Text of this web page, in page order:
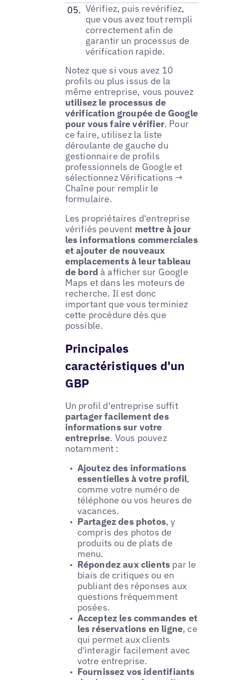
Vérifiez, puis revérifiez,
que vous avez tout rempli
correctement afin de
garantir un processus de
vérification rapide.
Notez que si vous avez 10
profils ou plus issus de la
même entreprise, vous pouvez
utilisez le processus de
vérification groupée de Google
pour vous faire vérifier. Pour
ce faire, utilisez la liste
déroulante de gauche du
gestionnaire de profils
professionnels de Google et
sélectionnez Vérifications →
Chaîne pour remplir le
formulaire.
Les propriétaires d'entreprise
vérifiés peuvent mettre à jour
les informations commerciales
et ajouter de nouveaux
emplacements à leur tableau
de bordà afficher sur Google
Maps et dans les moteurs de
recherche. Il est donc
important que vous terminiez
cette procédure dès que
possible.
Principales
caractéristiques d'un
GBP
Un profil d'entreprise suffit
partager facilement des
informations sur votre
entreprise. Vous pouvez
notamment :
Ajoutez des informations
essentielles à votre profil,
comme votre numéro de
téléphone ou vos heures de
vacances.
Partagez des photos, y
compris des photos de
produits ou de plats de
menu.
Répondez aux clients par le
biais de critiques ou en
publiant des réponses aux
questions fréquemment
posées.
Acceptez les commandes et
les réservations en ligne, ce
qui permet aux clients
d'interagir facilement avec
votre entreprise.
Fournissez vos identifiants